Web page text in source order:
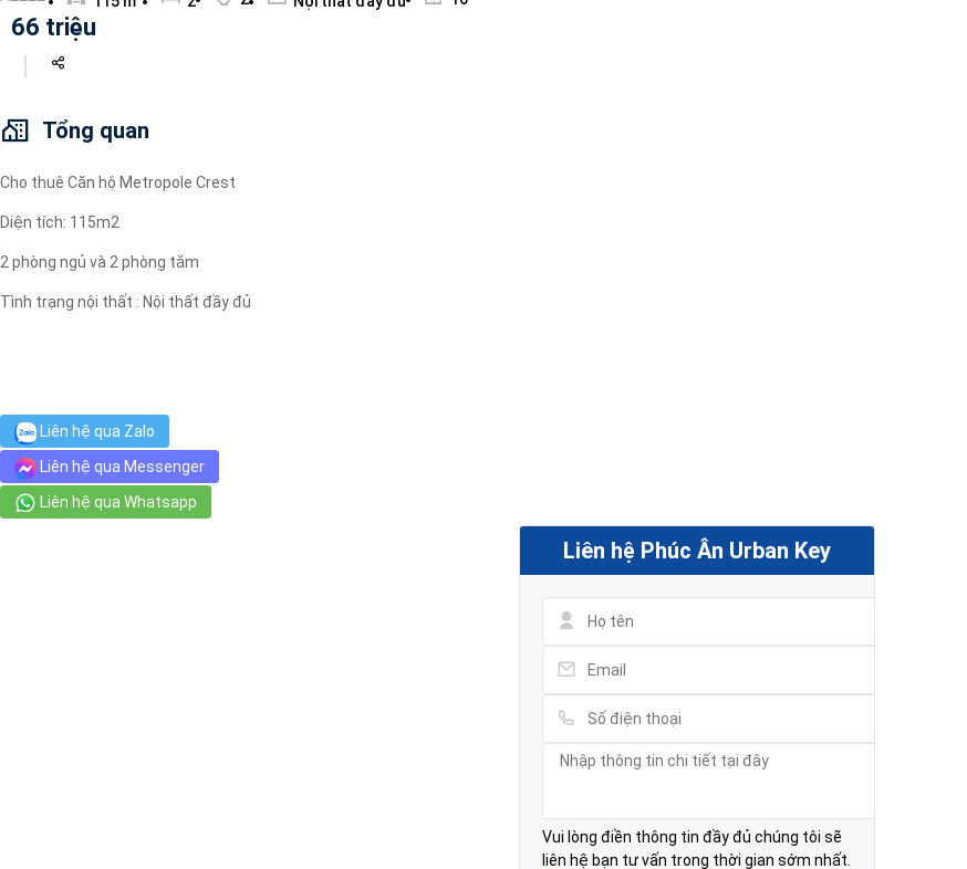
66 triệu
Tổng quan
Cho thuê Căn hộ Metropole Crest
Diện tích: 115m2
2 phòng ngủ và 2 phòng tắm
Tình trạng nội thất : Nội thất đầy đủ
Liên hệ qua Zalo
Liên hệ qua Messenger
Liên hệ qua Whatsapp
Liên hệ Phúc Ân Urban Key
Vui lòng điền thông tin đầy đủ chúng tôi sẽ
liên hệ bạn tư vấn trong thời gian sớm nhất.